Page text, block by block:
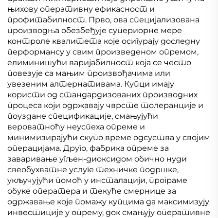
њихову оперативну ефикасност и
профитабилност. Прво, ова специјализована
производња обезбеђује супериорне мере
контроле квалитета које осигурају доследну
перформансу у свим произведеном опремом,
елиминишући варијабилност која се често
повезује са мањим произвођачима или
увезеним алтернативама. Купци имају
користи од стандардизованих производних
процеса који одржавају чврсте толеранције и
поуздане спецификације, смањујући
вероватноћу неуспеха опреме и
минимизирајући скупо време одсуства у својим
операцијама. Друго, фабрика опреме за
заваривање угљен-диоксидом обично нуди
свеобухватне услуге техничке подршке,
укључујући помоћ у инсталацији, програме
обуке оператера и текуће смернице за
одржавање које помажу купцима да максимизују
инвестиције у опрему, док смањују оперативне